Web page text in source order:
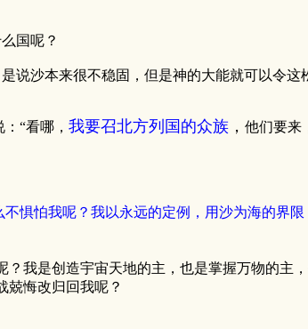
国呢？
说沙本来很不稳固，但是神的大能就可以令这
“看哪， 我要召北方列国的众族 ， 他们要来
不惧怕我呢？我以永远的定例，用沙为海的
？我是创造宇宙天地的主，也是掌握万物的主
兢悔改归回我呢？